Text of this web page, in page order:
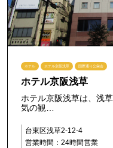
ホテル ホテル京阪浅草 国際通り公栄会
ホテル京阪浅草
ホテル京阪浅草は、浅
気の観…
台東区浅草2-12-4
営業時間：24時間営業